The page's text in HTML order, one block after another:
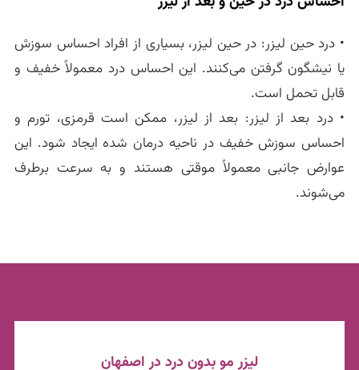
• درد حین لیزر: در حین لیزر، بسیاری از افراد احساس سوزش
یا نیشگون گرفتن می‌کنند. این احساس درد معمولاً خفیف و
قابل تحمل است.
• درد بعد از لیزر: بعد از لیزر، ممکن است قرمزی، تورم و
احساس سوزش خفیف در ناحیه درمان شده ایجاد شود. این
عوارض جانبی معمولاً موقتی هستند و به سرعت برطرف
می‌شوند.
لیزر مو بدون درد در اصفهان